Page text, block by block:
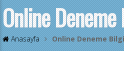
Online
Anasayfa Online Deneme